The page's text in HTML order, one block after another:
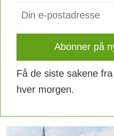
del av disse
De dominerende
stor grad beholde
det er nye land
vekstmotorene i
sørlige deler av
Få de siste sakene
hver morgen.